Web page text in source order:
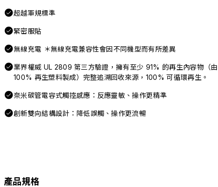
超越軍規標準
緊密服貼
無線充電 ＊無線充電兼容性會因不同機型而有所差異
業界權威 UL 2809 第三方驗證，擁有至少 91% 的再生內容物（由
100% 再生塑料製成）完整追溯回收來源，100% 可循環再生。
奈米碳管電容式觸控感應：反應靈敏、操作更精準
創新雙向結構設計：降低誤觸、操作更流暢
產品規格